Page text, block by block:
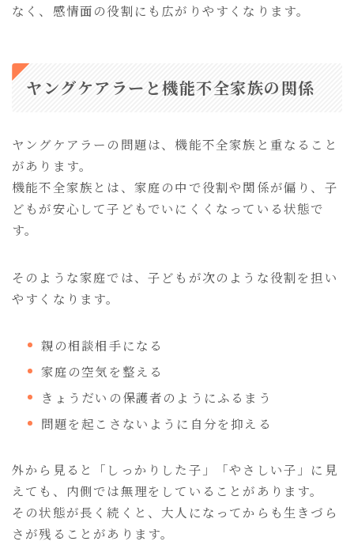
なく、感情面の役割にも広がりやすくなります。
ヤングケアラーと機能不全家族の関係
ヤングケアラーの問題は、機能不全家族と重なること
があります。
機能不全家族とは、家庭の中で役割や関係が偏り、子
どもが安心して子どもでいにくくなっている状態で
す。
そのような家庭では、子どもが次のような役割を担い
やすくなります。
親の相談相手になる
家庭の空気を整える
きょうだいの保護者のようにふるまう
問題を起こさないように自分を抑える
外から見ると「しっかりした子」「やさしい子」に見
えても、内側では無理をしていることがあります。
その状態が長く続くと、大人になってからも生きづら
さが残ることがあります。